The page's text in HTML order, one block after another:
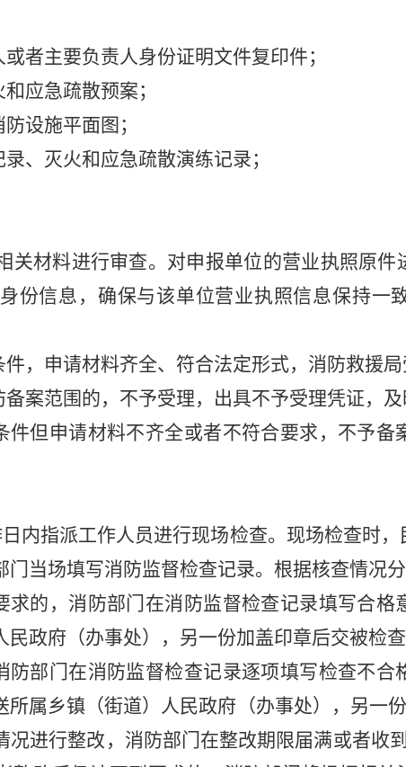
者主要负责人身份证明文件复印件；
应急疏散预案；
设施平面图；
、灭火和应急疏散演练记录；
关材料进行审查。对申报单位的营业执照原
份信息，确保与该单位营业执照信息保持一
，申请材料齐全、符合法定形式，消防救援局
案范围的，不予受理，出具不予受理凭证，及
件但申请材料不齐全或者不符合要求，不予备
内指派工作人员进行现场检查。现场检查时
当场填写消防监督检查记录。根据核查情况分
求的，消防部门在消防监督检查记录填写合格
政府（办事处），另一份加盖印章后交被检查
防部门在消防监督检查记录逐项填写检查不合
属乡镇（街道）人民政府（办事处），另一
况进行整改，消防部门在整改期限届满或者收